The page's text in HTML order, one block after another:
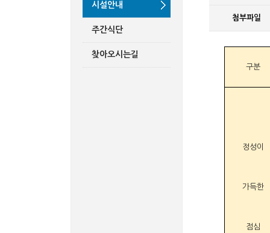
시설안내
주간식단
찾아오시는길
첨부파일
구분
정성이
가득한
점심